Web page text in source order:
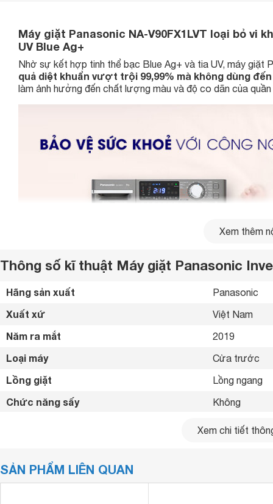
Máy giặt Panasonic NA-V90FX1LVT loại bỏ vi
UV Blue Ag+
Nhờ sự kết hợp tinh thể bạc Blue Ag+ và tia UV, máy giặt
quả diệt khuẩn vượt trội 99,99% mà không dùng
làm ảnh hưởng đến chất lượng màu và độ co dãn của
Máy giặt Panasonic NA-V90FX1LVT 9kg được trang bị
khuẩn E.coli và khuẩn tụ cầu vàng Staphylococcus
Xem thêm
Thông số kĩ thuật Máy giặt Panasonic
Hãng sản xuất Panasonic
Xuất xứ Việt Nam
Năm ra mắt 2019
Loại máy Cửa trước
Lồng giặt Lồng ngang
Chức năng sấy Không
9 kg
Hiệu suất tiêu thụ điện
Xem chi tiết
SẢN PHẨM LIÊN QUAN